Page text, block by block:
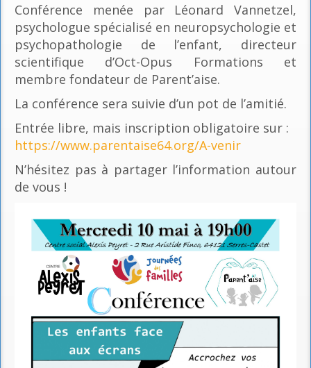
Conférence menée par Léonard Vannetzel,
psychologue spécialisé en neuropsychologie et
psychopathologie de l’enfant, directeur
scientifique d’Oct-Opus Formations et
membre fondateur de Parent’aise.
La conférence sera suivie d’un pot de l’amitié.
Entrée libre, mais inscription obligatoire sur :
https://www.parentaise64.org/A-venir
N’hésitez pas à partager l’information autour
de vous !